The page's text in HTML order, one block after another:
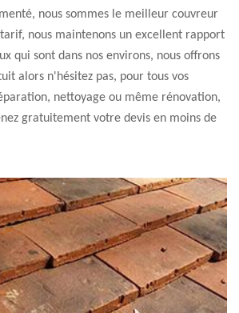
nous sommes le meilleur couvreur
nous maintenons un excellent rapport
qui sont dans nos environs, nous offrons
alors n'hésitez pas, pour tous vos
nettoyage ou même rénovation,
gratuitement votre devis en moins de